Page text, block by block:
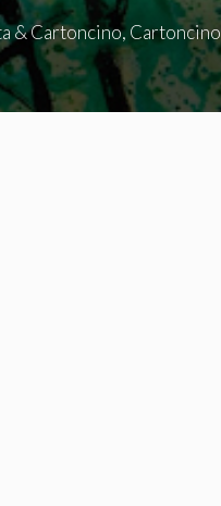
& Cartoncino, Cartoncino